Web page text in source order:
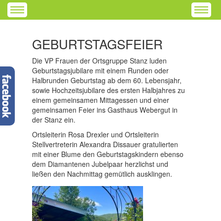
GEBURTSTAGSFEIER
Die VP Frauen der Ortsgruppe Stanz luden
Geburtstagsjubilare mit einem Runden oder
Halbrunden Geburtstag ab dem 60. Lebensjahr,
sowie Hochzeitsjubilare des ersten Halbjahres zu
einem gemeinsamen Mittagessen und einer
gemeinsamen Feier ins Gasthaus Webergut in
der Stanz ein.
Ortsleiterin Rosa Drexler und Ortsleiterin
Stellvertreterin Alexandra Dissauer gratulierten
mit einer Blume den Geburtstagskindern ebenso
dem Diamantenen Jubelpaar herzlichst und
ließen den Nachmittag gemütlich ausklingen.